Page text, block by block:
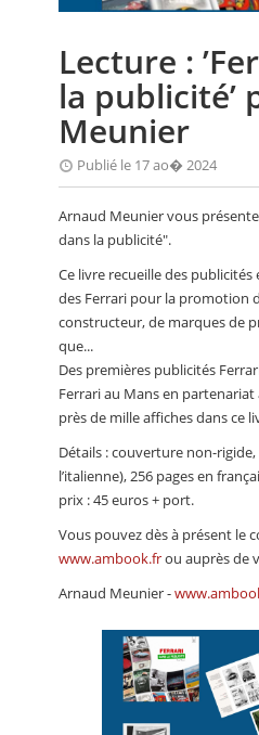
ANNUAIRES
PETITES ANNONCES
Lecture :
la publicité’
Meunier
Publié le 17 ao� 2024
Arnaud Meunier vous
dans la publicité".
Ce livre recueille des
des Ferrari pour la promotion
constructeur, de marques de
que...
Des premières publicités
Ferrari au Mans en
près de mille affiches dans ce
Détails : couverture non-
l’italienne), 256 pages en
prix : 45 euros + port.
Vous pouvez dès à présent le
www.ambook.frou auprès de
Arnaud Meunier -